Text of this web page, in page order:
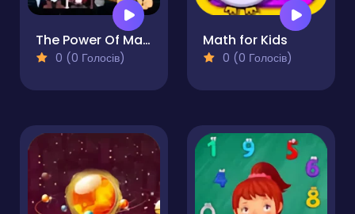
The Power Of Math
0 (0 Голосів)
Math for Kids
0 (0 Голосів)